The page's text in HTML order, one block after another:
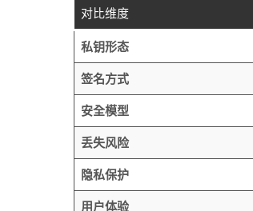
对比维度
私钥形态
签名方式
安全模型
丢失风险
隐私保护
用户体验